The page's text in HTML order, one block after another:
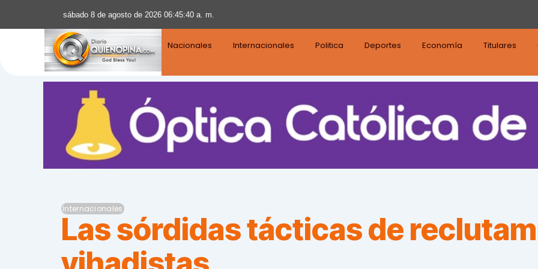
sábado 8 de agosto de 2026 06:45:41 a. m.
Nacionales Internacionales Politica Deportes Economía Titulares
Internacionales
Las sórdidas tácticas de